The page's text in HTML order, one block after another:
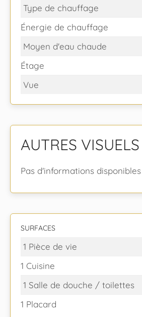
Type de chauffage
Énergie de chauffage
Moyen d'eau chaude
Étage
Vue
AUTRES VISUELS
Pas d'informations disponibles
SURFACES
1 Pièce de vie
1 Cuisine
1 Salle de douche / toilettes
1 Placard